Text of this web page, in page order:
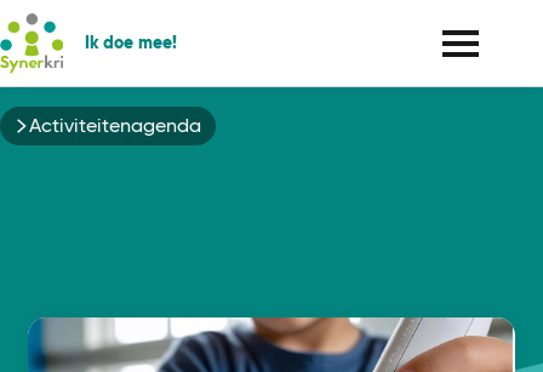
Ik doe mee!
Kruimelpad
Activiteitenagenda